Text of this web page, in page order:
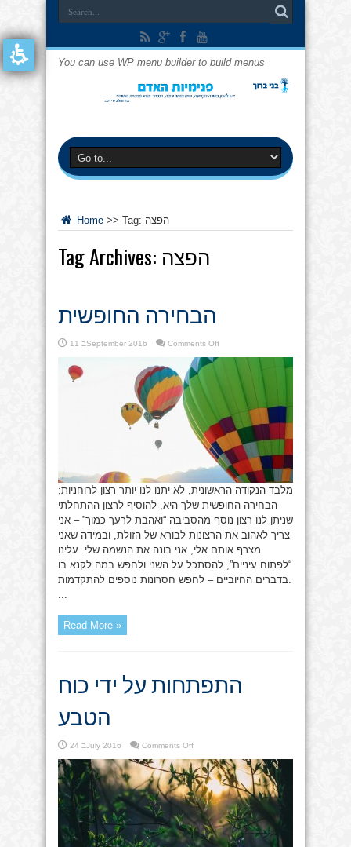
You can use WP menu builder to build menus
Home >> Tag: הפצה
Tag Archives: הפצה
הבחירה החופשית
11 בSeptember 2016 Comments Offon
החופשית
מלבד הנקודה הראשונית, לא יתנו לנו יותר רצון לרוחניות;
הבחירה החופשית שלך היא, להוסיף לרצון ההתחלתי
שניתן לנו רצון נוסף מהסביבה “ואהבת לרעך כמוך” – אני
צריך לאהוב את הרצונות לבורא של הזולת, ובמידה שאני
מצרף אותם אלי, אני בונה את הנשמה שלי. עלינו
“לפתוח עיניים”, להסתכל על השני ולחפש במה לקנא בו
בדברים החיוביים – לחפש חסרונות נוספים להתקדמות.
...
Read More »
התפתחות על ידי כוח
הטבע
24 בJuly 2016 Comments Offon
על
ידי
כוח
הטבע